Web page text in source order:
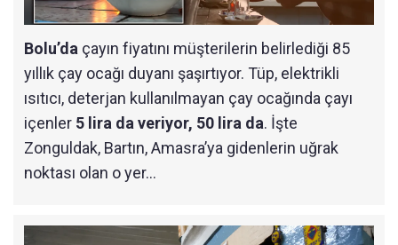
Bolu’da çayın fiyatını müşterilerin belirlediği 85
yıllık çay ocağı duyanı şaşırtıyor. Tüp, elektrikli
ısıtıcı, deterjan kullanılmayan çay ocağında çayı
içenler 5 lira da veriyor, 50 lira da. İşte
Zonguldak, Bartın, Amasra’ya gidenlerin uğrak
noktası olan o yer…